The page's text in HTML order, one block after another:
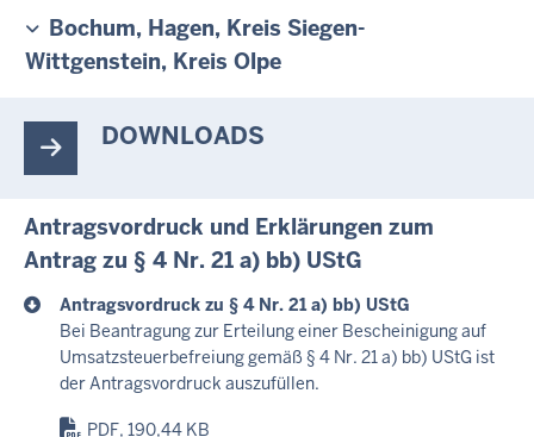
Bochum, Hagen, Kreis Siegen-
Wittgenstein, Kreis Olpe
DOWNLOADS
Antragsvordruck und Erklärungen zum
Antrag zu § 4 Nr. 21 a) bb) UStG
Antragsvordruck zu § 4 Nr. 21 a) bb) UStG
Bei Beantragung zur Erteilung einer Bescheinigung auf
Umsatzsteuerbefreiung gemäß § 4 Nr. 21 a) bb) UStG ist
der Antragsvordruck auszufüllen.
PDF, 190,44 KB